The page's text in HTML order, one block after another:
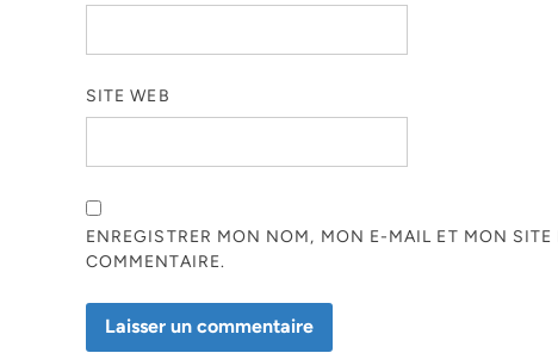
SITE WEB
ENREGISTRER MON NOM, MON E-MAIL ET MON
COMMENTAIRE.